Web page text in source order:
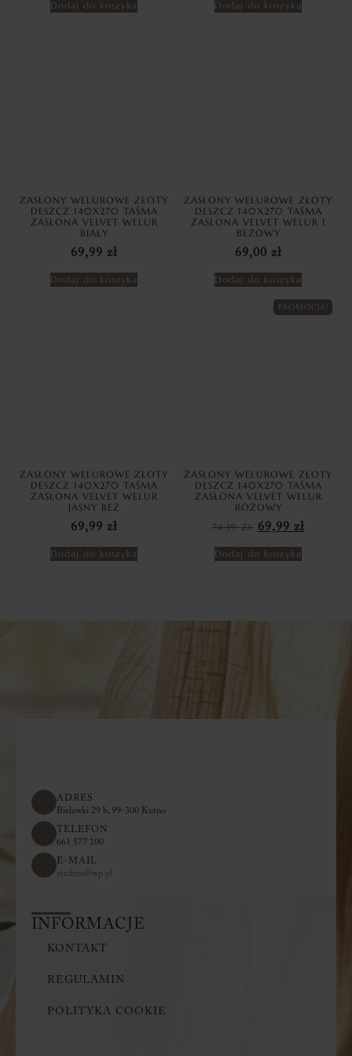
Dodaj do koszyka Dodaj do koszyka
ZASŁONY WELUROWE ZŁOTY
DESZCZ 140X270 TAŚMA
ZASŁONA VELVET WELUR
BIAŁY
69,99 zł
Dodaj do koszyka
ZASŁONY WELUROWE ZŁOTY
DESZCZ 140X270 TAŚMA
ZASŁONA VELVET WELUR I
BEŻOWY
69,00 zł
Dodaj do koszyka
ZASŁONY WELUROWE ZŁOTY
DESZCZ 140X270 TAŚMA
ZASŁONA VELVET WELUR
JASNY BEŻ
69,99 zł
Dodaj do koszyka
PROMOCJA!
ZASŁONY WELUROWE ZŁOTY
DESZCZ 140X270 TAŚMA
ZASŁONA VELVET WELUR
RÓŻOWY
74,39ZŁ 69,99 zł
Dodaj do koszyka
ADRES
Bielawki 29 b, 99-300 Kutno
TELEFON
661 577 100
E-MAIL
artderia@wp.pl
INFORMACJE
KONTAKT
REGULAMIN
POLITYKA COOKIE